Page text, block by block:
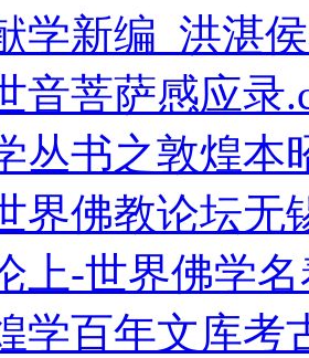
学新编_洪湛
音菩萨感应录
丛书之敦煌本
界佛教论坛无
上-世界佛学
学百年文库考